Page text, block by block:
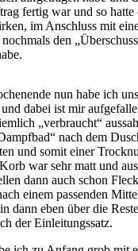
fertig war und so hatte
im Anschluss mit
den
nun habe ich
dabei ist mir
„verbraucht“
nach dem
und somit einer
war sehr matt und
dann auch schon
einem passenden
dann eben über die
der Einleitungssatz.